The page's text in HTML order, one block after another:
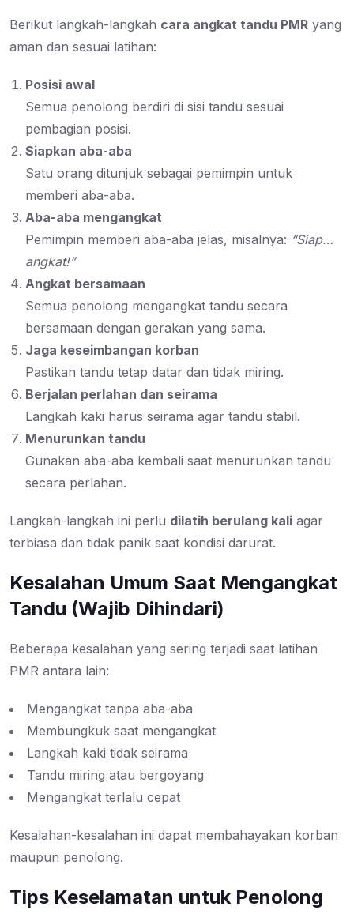
Berikut langkah-langkah cara angkat tandu PMR yang
aman dan sesuai latihan:
Posisi awal
Semua penolong berdiri di sisi tandu sesuai
pembagian posisi.
Siapkan aba-aba
Satu orang ditunjuk sebagai pemimpin untuk
memberi aba-aba.
Aba-aba mengangkat
Pemimpin memberi aba-aba jelas, misalnya: “Siap…
angkat!”
Angkat bersamaan
Semua penolong mengangkat tandu secara
bersamaan dengan gerakan yang sama.
Jaga keseimbangan korban
Pastikan tandu tetap datar dan tidak miring.
Berjalan perlahan dan seirama
Langkah kaki harus seirama agar tandu stabil.
Menurunkan tandu
Gunakan aba-aba kembali saat menurunkan tandu
secara perlahan.
Langkah-langkah ini perlu dilatih berulang kali agar
terbiasa dan tidak panik saat kondisi darurat.
Kesalahan Umum Saat Mengangkat
Tandu (Wajib Dihindari)
Beberapa kesalahan yang sering terjadi saat latihan
PMR antara lain:
Mengangkat tanpa aba-aba
Membungkuk saat mengangkat
Langkah kaki tidak seirama
Tandu miring atau bergoyang
Mengangkat terlalu cepat
Kesalahan-kesalahan ini dapat membahayakan korban
maupun penolong.
Tips Keselamatan untuk Penolong